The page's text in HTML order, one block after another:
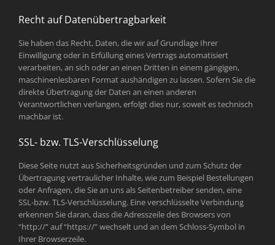
Recht auf Datenübertragbarkeit
Sie haben das Recht, Daten, die wir auf Grundlage Ihrer
Einwilligung oder in Erfüllung eines Vertrags automatisiert
verarbeiten, an sich oder an einen Dritten in einem gängigen,
maschinenlesbaren Format aushändigen zu lassen. Sofern Sie die
direkte Übertragung der Daten an einen anderen
Verantwortlichen verlangen, erfolgt dies nur, soweit es technisch
machbar ist.
SSL- bzw. TLS-Verschlüsselung
Diese Seite nutzt aus Sicherheitsgründen und zum Schutz der
Übertragung vertraulicher Inhalte, wie zum Beispiel Bestellungen
oder Anfragen, die Sie an uns als Seitenbetreiber senden, eine
SSL-bzw. TLS-Verschlüsselung. Eine verschlüsselte Verbindung
erkennen Sie daran, dass die Adresszeile des Browsers von
“http://” auf “https://” wechselt und an dem Schloss-Symbol in
Ihrer Browserzeile.